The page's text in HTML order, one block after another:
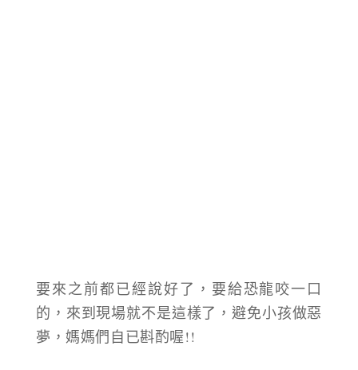
要來之前都已經說好了，要給恐龍咬一口
的，來到現場就不是這樣了，避免小孩做惡
夢，媽媽們自已斟酌喔!!